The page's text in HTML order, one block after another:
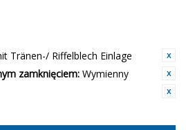
Tränen-/ Riffelblech Einlage
zamknięciem: Wymienny